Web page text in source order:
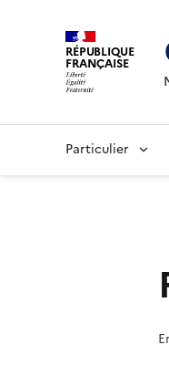
RÉPUBLIQUE
FRANÇAISE
Particulier